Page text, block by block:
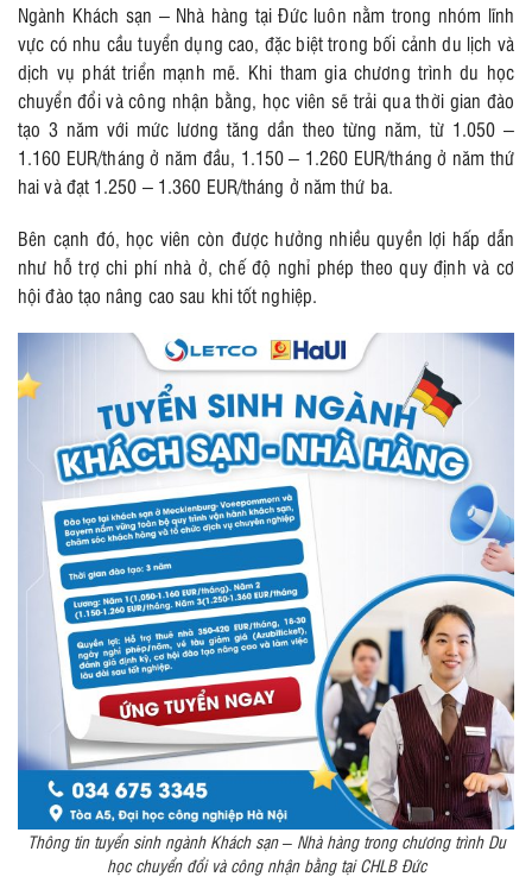
Ngành Khách sạn – Nhà hàng tại Đức luôn nằm trong nhóm lĩnh
vực có nhu cầu tuyển dụng cao, đặc biệt trong bối cảnh du lịch và
dịch vụ phát triển mạnh mẽ. Khi tham gia chương trình du học
chuyển đổi và công nhận bằng, học viên sẽ trải qua thời gian đào
tạo 3 năm với mức lương tăng dần theo từng năm, từ 1.050 –
1.160 EUR/tháng ở năm đầu, 1.150 – 1.260 EUR/tháng ở năm thứ
hai và đạt 1.250 – 1.360 EUR/tháng ở năm thứ ba.
Bên cạnh đó, học viên còn được hưởng nhiều quyền lợi hấp dẫn
như hỗ trợ chi phí nhà ở, chế độ nghỉ phép theo quy định và cơ
hội đào tạo nâng cao sau khi tốt nghiệp.
Thông tin tuyển sinh ngành Khách sạn – Nhà hàng trong chương trình Du
học chuyển đổi và công nhận bằng tại CHLB Đức